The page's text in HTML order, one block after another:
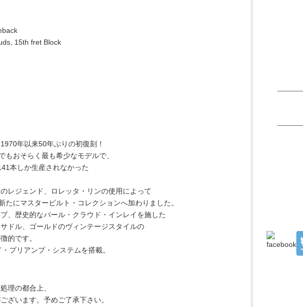
15th fret Block
年以来50年ぶりの初復刻！
もおそらく最も希少なモデルで、
本しか生産されなかった
レジェンド、ロレッタ・リンの使用によって
たにマスタービルト・コレクションへ加わりました。
、歴史的なパール・クラウド・インレイを施した
ドル、ゴールドのヴィンテージスタイルの
的です。
プリアンプ・システムを搭載。
理の都合上、
ざいます。予めご了承下さい。